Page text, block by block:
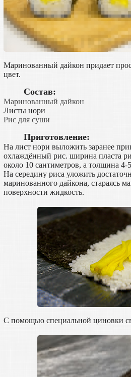
Маринованный дайкон придает
цвет.
Состав:
Маринованный дайкон
Листы нори
Рис для суши
Приготовление:
На лист нори выложить заранее
охлаждённый рис. ширина пласта
около 10 сантиметров, а толщина 4-
На середину риса уложить
маринованного дайкона, стараясь
поверхности жидкость.
С помощью специальной циновки